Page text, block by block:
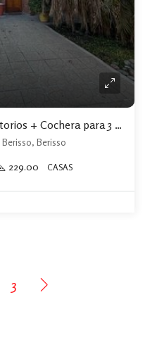
Venta de Casa de 3 Dormitorios + Cochera para 3 Autos y Quincho con Jardin.-
Berisso, Berisso
229.00 CASAS
3